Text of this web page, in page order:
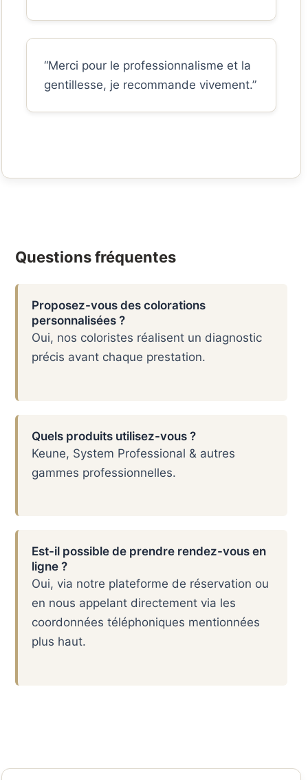
“Merci pour le professionnalisme et la
gentillesse, je recommande vivement.”
Questions fréquentes
Proposez-vous des colorations
personnalisées ?
Oui, nos coloristes réalisent un diagnostic
précis avant chaque prestation.
Quels produits utilisez-vous ?
Keune, System Professional & autres
gammes professionnelles.
Est-il possible de prendre rendez-vous en
ligne ?
Oui, via notre plateforme de réservation ou
en nous appelant directement via les
coordonnées téléphoniques mentionnées
plus haut.